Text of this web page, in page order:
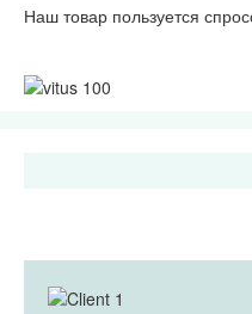
Наш товар пользуется